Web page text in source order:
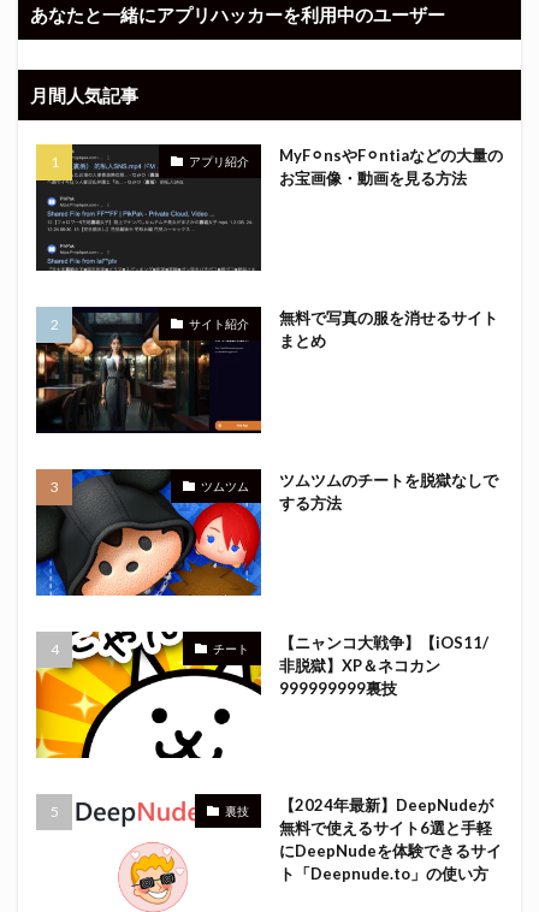
あなたと一緒にアプリハッカーを利用中のユーザー
月間人気記事
アプリ紹介
MyF⚪︎nsやF⚪︎ntiaなどの大量の
お宝画像・動画を見る方法
サイト紹介
無料で写真の服を消せるサイト
まとめ
ツムツム
ツムツムのチートを脱獄なしで
する方法
チート
【ニャンコ大戦争】【iOS11/
非脱獄】XP＆ネコカン
999999999裏技
裏技
【2024年最新】DeepNudeが
無料で使えるサイト6選と手軽
にDeepNudeを体験できるサイ
ト「Deepnude.to」の使い方